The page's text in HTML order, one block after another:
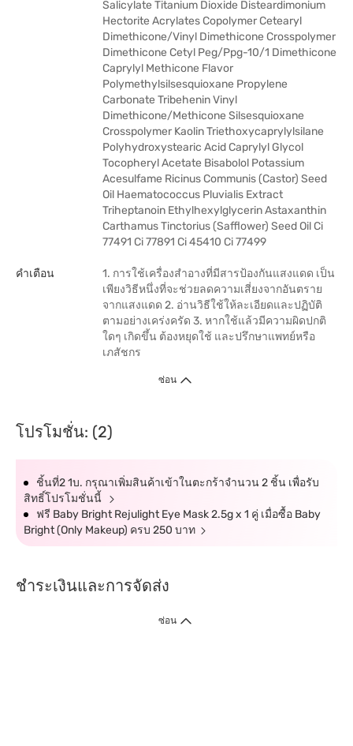
Salicylate Titanium Dioxide Disteardimonium
Hectorite Acrylates Copolymer Cetearyl
Dimethicone/Vinyl Dimethicone Crosspolymer
Dimethicone Cetyl Peg/Ppg-10/1 Dimethicone
Caprylyl Methicone Flavor
Polymethylsilsesquioxane Propylene
Carbonate Tribehenin Vinyl
Dimethicone/Methicone Silsesquioxane
Crosspolymer Kaolin Triethoxycaprylylsilane
Polyhydroxystearic Acid Caprylyl Glycol
Tocopheryl Acetate Bisabolol Potassium
Acesulfame Ricinus Communis (Castor) Seed
Oil Haematococcus Pluvialis Extract
Triheptanoin Ethylhexylglycerin Astaxanthin
Carthamus Tinctorius (Safflower) Seed Oil Ci
77491 Ci 77891 Ci 45410 Ci 77499
คำเตือน
1. การใช้เครื่องสำอางที่มีสารป้องกันแสงแดด เป็น
เพียงวิธีหนึ่งที่จะช่วยลดความเสี่ยงจากอันตราย
จากแสงแดด 2. อ่านวิธีใช้ให้ละเอียดและปฏิบัติ
ตามอย่างเคร่งครัด 3. หากใช้แล้วมีความผิดปกติ
ใดๆ เกิดขึ้น ต้องหยุดใช้ และปรึกษาแพทย์หรือ
เภสัชกร
ซ่อน
โปรโมชั่น: (2)
ชิ้นที่2 1บ. กรุณาเพิ่มสินค้าเข้าในตะกร้าจำนวน 2 ชิ้น เพื่อรับ
สิทธิ์โปรโมชั่นนี้
ฟรี Baby Bright Rejulight Eye Mask 2.5g x 1 คู่ เมื่อซื้อ Baby
Bright (Only Makeup) ครบ 250 บาท
ชำระเงินและการจัดส่ง
ซ่อน